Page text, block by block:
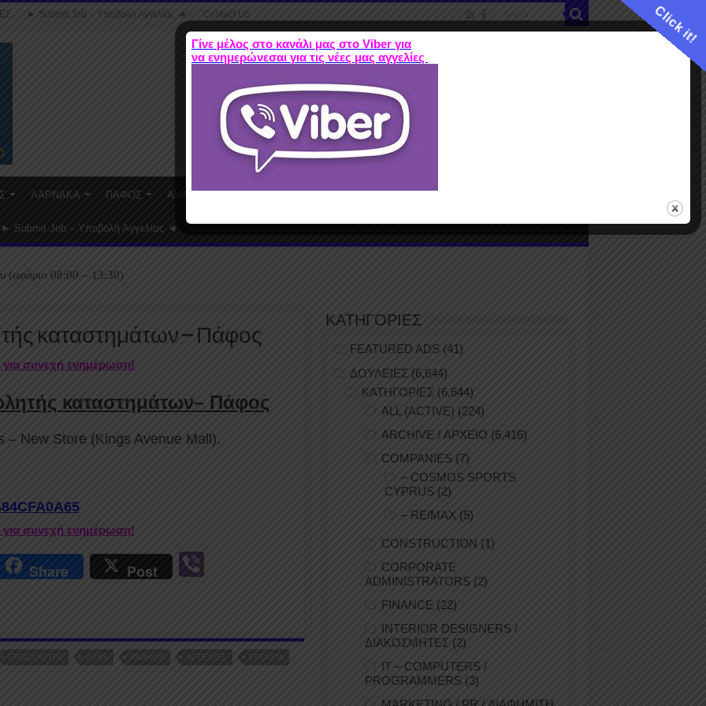
► Submit Job – Υποβολή Αγγελίας ◄ Contact Us
ΛΑΡΝΑΚΑ ΠΑΦΟΣ ΑΜΜΟΧΩΣΤΟΣ
► Submit Job – Υποβολή Αγγελίας ◄
(ωράριο 08:00 – 13:30)
καταστημάτων – Πάφος
για συνεχή ενημέρωση!
καταστημάτων– Πάφος
– New Store (Kings Avenue Mall).
για συνεχή ενημέρωση!
Share Post
ERGODOTISI JOBS PAPHOS ΑΓΓΕΛΊΕΣ
ΕΡΓΑΣΊΑ
ΚΑΤΗΓΟΡΙΕΣ
FEATURED ADS (41)
ΔΟΥΛΕΙΕΣ (6,644)
ΚΑΤΗΓΟΡΙΕΣ (6,644)
ALL (ACTIVE) (224)
ARCHIVE / ΑΡΧΕΙΟ (6,416)
COMPANIES (7)
– COSMOS SPORTS
CYPRUS (2)
– RE/MAX (5)
CONSTRUCTION (1)
CORPORATE
ADMINISTRATORS (2)
FINANCE (22)
INTERIOR DESIGNERS /
ΔΙΑΚΟΣΜΗΤΕΣ (2)
IT – COMPUTERS /
PROGRAMMERS (3)
Click it!
Γίνε μέλος στο κανάλι μας στο Viber για
να ενημερώνεσαι για τις νέες μας αγγελίες